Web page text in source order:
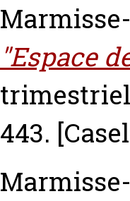
"Espace
443.